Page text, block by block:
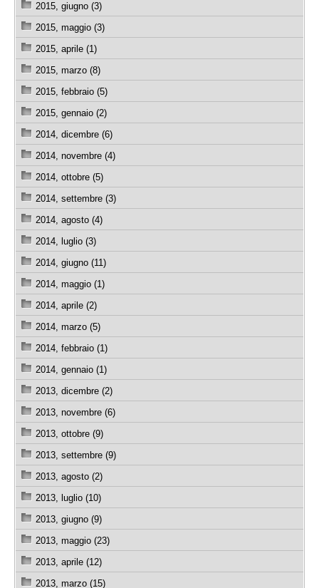
2015, giugno (3)
2015, maggio (3)
2015, aprile (1)
2015, marzo (8)
2015, febbraio (5)
2015, gennaio (2)
2014, dicembre (6)
2014, novembre (4)
2014, ottobre (5)
2014, settembre (3)
2014, agosto (4)
2014, luglio (3)
2014, giugno (11)
2014, maggio (1)
2014, aprile (2)
2014, marzo (5)
2014, febbraio (1)
2014, gennaio (1)
2013, dicembre (2)
2013, novembre (6)
2013, ottobre (9)
2013, settembre (9)
2013, agosto (2)
2013, luglio (10)
2013, giugno (9)
2013, maggio (23)
2013, aprile (12)
2013, marzo (15)